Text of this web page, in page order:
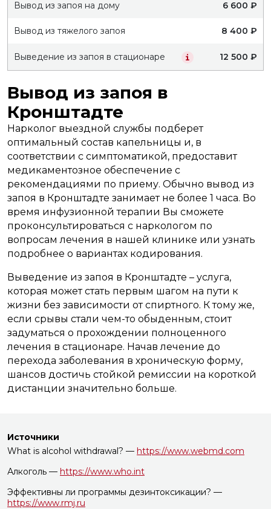
Вывод из запоя на дому 6 600 ₽
Вывод из тяжелого запоя 8 400 ₽
Выведение из запоя в стационаре 12 500 ₽
Вывод из запоя в
Кронштадте
Нарколог выездной службы подберет
оптимальный состав капельницы и, в
соответствии с симптоматикой, предоставит
медикаментозное обеспечение с
рекомендациями по приему. Обычно вывод из
запоя в Кронштадте занимает не более 1 часа. Во
время инфузионной терапии Вы сможете
проконсультироваться с наркологом по
вопросам лечения в нашей клинике или узнать
подробнее о вариантах кодирования.
Выведение из запоя в Кронштадте – услуга,
которая может стать первым шагом на пути к
жизни без зависимости от спиртного. К тому же,
если срывы стали чем-то обыденным, стоит
задуматься о прохождении полноценного
лечения в стационаре. Начав лечение до
перехода заболевания в хроническую форму,
шансов достичь стойкой ремиссии на короткой
дистанции значительно больше.
Источники
What is alcohol withdrawal? — https://www.webmd.com
Алкоголь — https://www.who.int
Эффективны ли программы дезинтоксикации? —
https://www.rmj.ru